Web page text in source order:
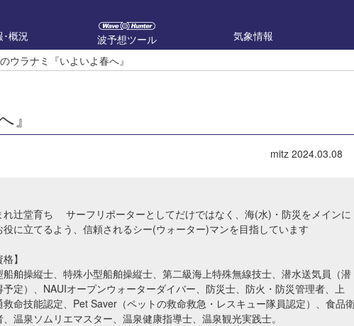
概況 波予想ツール
気象情報
ウラナミ『いよいよ春へ』
』
mitz 2024.03.08
れ辻堂育ち サーフリポーターとしてだけではなく、海(水)・防災をメインに
役に立てるよう、信頼されるシー(ウォーター)マンを目指しています
】
船舶操縦士、特殊小型船舶操縦士、第二級海上特殊無線技士、潜水送気員（潜
予定）、NAUIオープンウォーターダイバー、防災士、防火・防災管理者、上
救命技能認定、Pet Saver（ペットの救命救急・レスキュー隊員認定）、食品
温泉ソムリエマスター、温泉健康指導士、温泉観光実践士。